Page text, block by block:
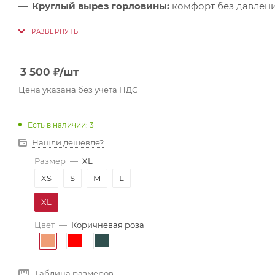
Круглый вырез горловины: комфорт без
3 500 ₽/шт
Цена указана без учета НДС
Есть в наличии: 3
Нашли дешевле?
Размер — XL
XS
S M L
XL
Цвет — Коричневая роза
Таблица размеров